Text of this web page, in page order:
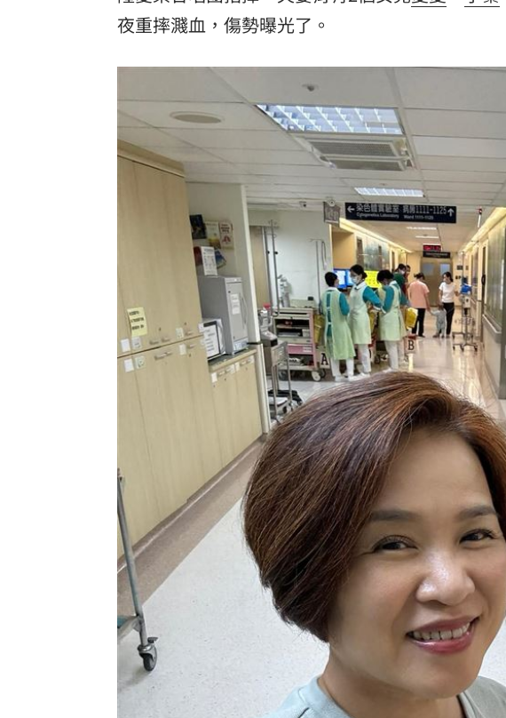
夜重摔濺血，傷勢曝光了。